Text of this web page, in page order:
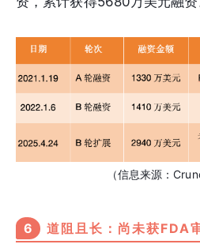
（信息来源：
6 道阻且长：尚未获FDA